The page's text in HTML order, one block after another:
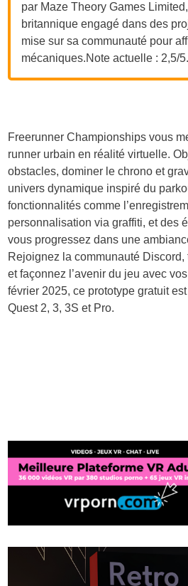
par Maze Theory Games
britannique engagé dans des
mise sur sa communauté pour
mécaniques.Note actuelle : 2,5/5.
Freerunner Championships vous
runner urbain en réalité virtuelle.
obstacles, dominer le chrono et
univers dynamique inspiré du
fonctionnalités comme
personnalisation via graffiti, et des
vous progressez dans une
Rejoignez la communauté
et façonnez l’avenir du jeu avec
février 2025, ce prototype gratuit
Quest 2, 3, 3S et Pro.